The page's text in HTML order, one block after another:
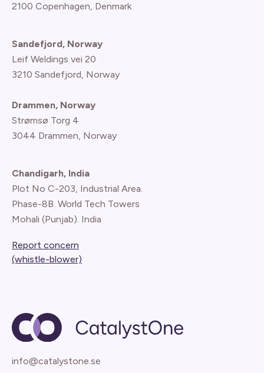
2100 Copenhagen, Denmark
Sandefjord, Norway
Leif Weldings vei 20
3210 Sandefjord, Norway
Drammen, Norway
Strømsø Torg 4
3044 Drammen, Norway
Chandigarh, India
Plot No C-203, Industrial Area.
Phase-8B. World Tech Towers
Mohali (Punjab). India
Report concern
(whistle-blower)
info@catalystone.se